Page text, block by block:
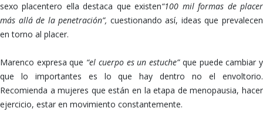
sexo placentero ella destaca que existen“100 mil formas de placer
más allá de la penetración”, cuestionando así, ideas que prevalecen
en torno al placer.
Marenco expresa que “el cuerpo es un estuche”que puede cambiar y
que lo importantes es lo que hay dentro no el envoltorio.
Recomienda a mujeres que están en la etapa de menopausia, hacer
ejercicio, estar en movimiento constantemente.